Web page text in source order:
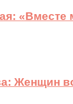
«Вместе
Женщин